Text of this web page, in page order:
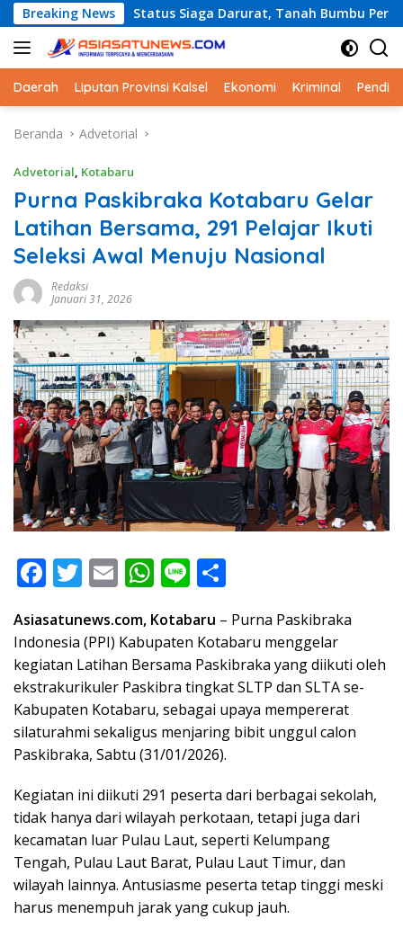
Langsung
ke
konten
Breaking News
Status Siaga Darurat, Tanah Bumbu Perkuat
Daerah Liputan Provinsi Kalsel Ekonomi Kriminal
Beranda Advetorial
Advetorial, Kotabaru
Purna Paskibraka Kotabaru Gelar
Latihan Bersama, 291 Pelajar Ikuti
Seleksi Awal Menuju Nasional
Redaksi
Januari 31, 2026
F
e
b
o
o
k
T
itt
er
E
ai
l
W
at
s
A
p
p
Li
e ar
e
Asiasatunews.com, Kotabaru – Purna Paskibraka
Indonesia (PPI) Kabupaten Kotabaru menggelar
kegiatan Latihan Bersama Paskibraka yang diikuti oleh
ekstrakurikuler Paskibra tingkat SLTP dan SLTA se-
Kabupaten Kotabaru, sebagai upaya mempererat
silaturahmi sekaligus menjaring bibit unggul calon
Paskibraka, Sabtu (31/01/2026).
Kegiatan ini diikuti 291 peserta dari berbagai sekolah,
tidak hanya dari wilayah perkotaan, tetapi juga dari
kecamatan luar Pulau Laut, seperti Kelumpang
Tengah, Pulau Laut Barat, Pulau Laut Timur, dan
wilayah lainnya. Antusiasme peserta tetap tinggi meski
harus menempuh jarak yang cukup jauh.